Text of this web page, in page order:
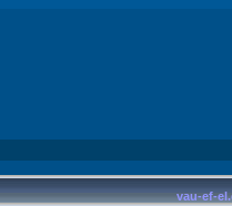
vau-ef-